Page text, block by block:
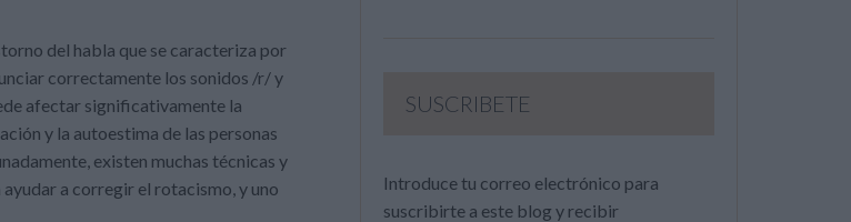
del habla que se caracteriza por
correctamente los sonidos /r/ y
afectar significativamente la
y la autoestima de las personas
existen muchas técnicas y
a corregir el rotacismo, y uno
SUSCRIBETE
Introduce tu correo electrónico para
suscribirte a este blog y recibir